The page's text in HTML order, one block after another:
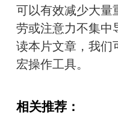
可以有效减少大量
劳或注意力不集中
读本片文章，我们
宏操作工具。
相关推荐：